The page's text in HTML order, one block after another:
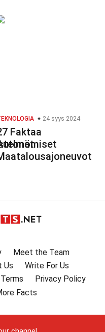
24 syys 2024
Faktaa
Meet the Team
Us
Write For Us
Terms
Privacy Policy
Facts